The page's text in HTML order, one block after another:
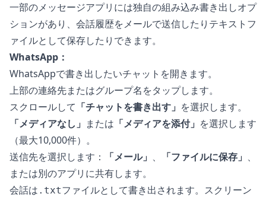
一部のメッセージアプリには独自の組み込み書き出しオプ
ションがあり、会話履歴をメールで送信したりテキストフ
ァイルとして保存したりできます。
WhatsApp：
WhatsAppで書き出したいチャットを開きます。
上部の連絡先またはグループ名をタップします。
スクロールして 「チャットを書き出す」 を選択します。
「メディアなし」 または 「メディアを添付」 を選択します
（最大10,000件）。
送信先を選択します：
「メール」 、 「ファイルに保存」 、
または別のアプリに共有します。
会話は .txtファイルとして書き出されます。スクリーン